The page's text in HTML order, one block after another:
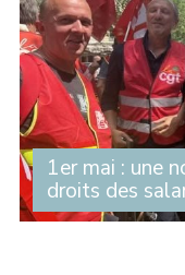
1er mai : une
droits des
Au printemps